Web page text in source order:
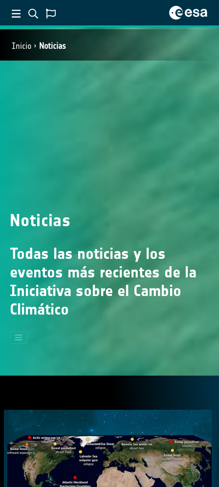
Inicio Noticias
Noticias
Todas las noticias y los
eventos más recientes de la
Iniciativa sobre el Cambio
Climático